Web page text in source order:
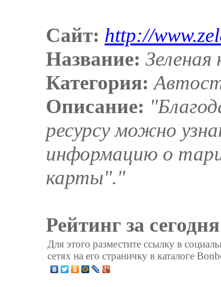
Сайт: http://
Название: Зеленая
Категория:
Описание:
ресурсу можно
информацию о
карты"."
Рейтинг за
Для этого разместите ссылку в
сетях на его страничку в каталоге